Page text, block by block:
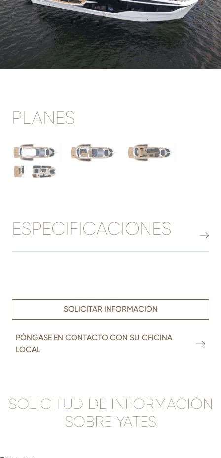
PLANES
ESPECIFICACIONES
SOLICITAR INFORMACIÓN
PÓNGASE EN CONTACTO CON SU OFICINA
LOCAL
SOLICITUD DE INFORMACIÓN
SOBRE YATES